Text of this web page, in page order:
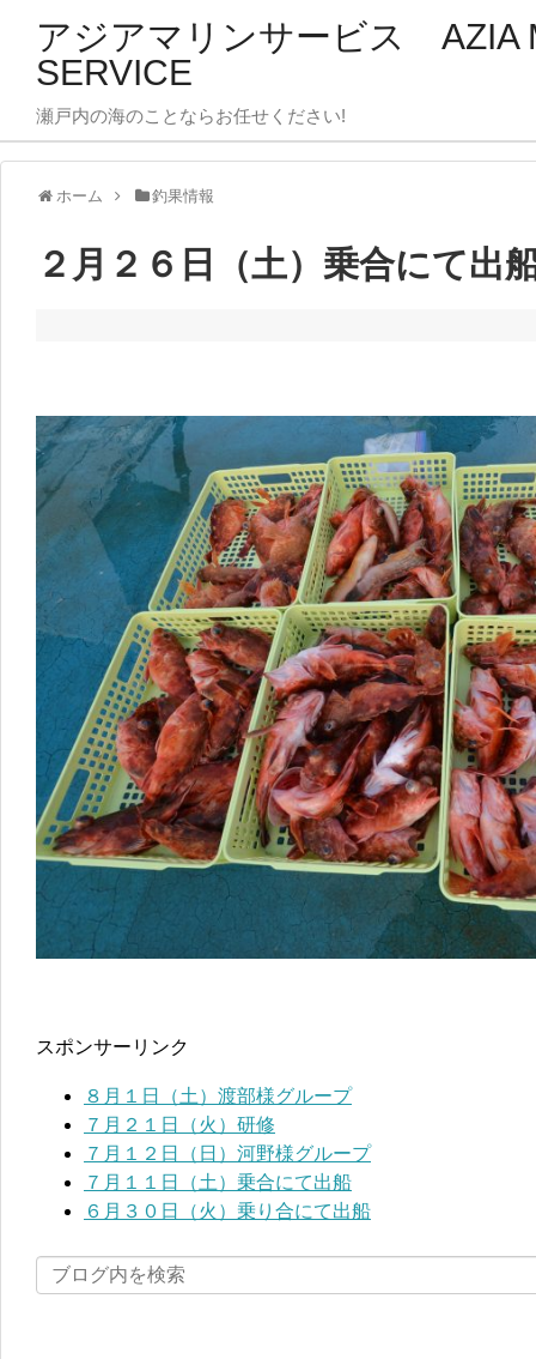
アジアマリンサービス AZIA
SERVICE
瀬戸内の海のことならお任せください!
ホーム 釣果情報
２月２６日（土）乗合にて出
スポンサーリンク
８月１日（土）渡部様グループ
７月２１日（火）研修
７月１２日（日）河野様グループ
７月１１日（土）乗合にて出船
６月３０日（火）乗り合にて出船